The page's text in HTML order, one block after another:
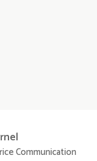
Communication